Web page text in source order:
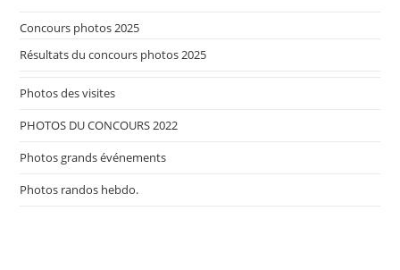
Concours photos 2025
Résultats du concours photos 2025
Photos des visites
PHOTOS DU CONCOURS 2022
Photos grands événements
Photos randos hebdo.